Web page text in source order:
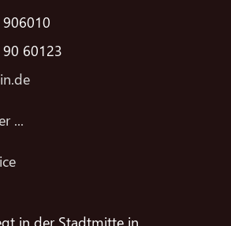
60123
...
in der Stadtmitte in